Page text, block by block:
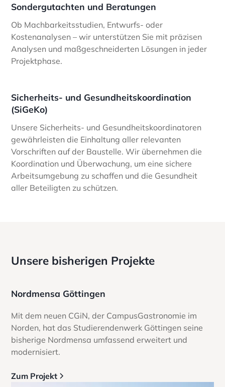
Sondergutachten und Beratungen
Ob Machbarkeitsstudien, Entwurfs- oder
Kostenanalysen – wir unterstützen Sie mit präzisen
Analysen und maßgeschneiderten Lösungen in jeder
Projektphase.
Sicherheits- und Gesundheitskoordination
(SiGeKo)
Unsere Sicherheits- und Gesundheitskoordinatoren
gewährleisten die Einhaltung aller relevanten
Vorschriften auf der Baustelle. Wir übernehmen die
Koordination und Überwachung, um eine sichere
Arbeitsumgebung zu schaffen und die Gesundheit
aller Beteiligten zu schützen.
Unsere bisherigen Projekte
Nordmensa Göttingen
Mit dem neuen CGiN, der CampusGastronomie im
Norden, hat das Studierendenwerk Göttingen seine
bisherige Nordmensa umfassend erweitert und
modernisiert.
Zum Projekt